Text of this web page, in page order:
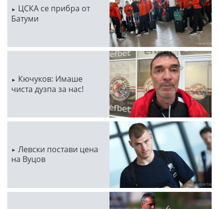
ЦСКА се прибра от
Батуми
Кючуков: Имаше
чиста дузпа за нас!
Левски постави цена
на Вуцов